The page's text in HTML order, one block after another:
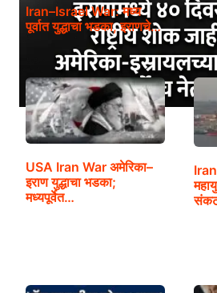
Iran–Israel War: मध्य
पूर्वात युद्धाचा भडका, इराणचे…
USA Iran War अमेरिका–
इराण युद्धाचा भडका;
मध्यपूर्वेत…